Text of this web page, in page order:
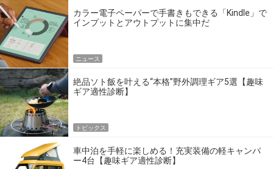
カラー電子ペーパーで手書きもできる「Kindle」で
インプットとアウトプットに集中だ
ニュース
絶品ソト飯を叶える“本格”野外調理ギア5選【趣味
ギア適性診断】
トピックス
車中泊を手軽に楽しめる！充実装備の軽キャンパ
ー4台【趣味ギア適性診断】